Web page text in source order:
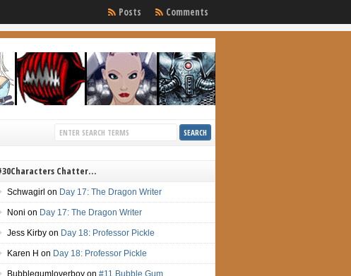
Comments
Posts
Chatter…
Schwagirl on Day 17: The Dragon Writer
Noni on Day 17: The Dragon Writer
Jess Kirby on Day 18: Professor Pickle
Karen H on Day 18: Professor Pickle
Bubblegumloverboy on#11 Bubble Gum